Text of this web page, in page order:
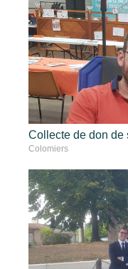
Collecte de don de
Colomiers